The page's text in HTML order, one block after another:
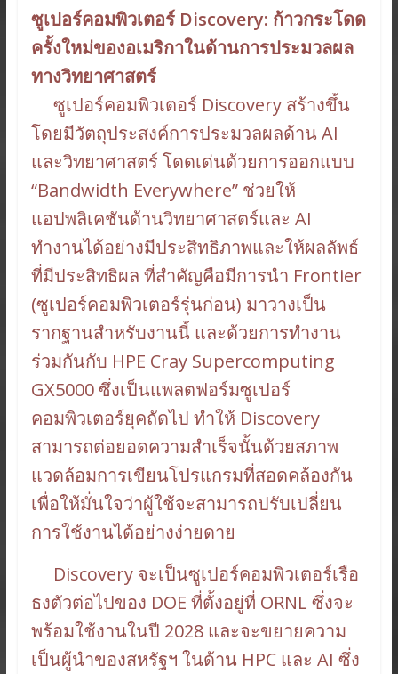
ซูเปอร์คอมพิวเตอร์ Discovery: ก้าวกระโดด
ครั้งใหม่ของอเมริกาในด้านการประมวลผล
ทางวิทยาศาสตร์
ซูเปอร์คอมพิวเตอร์ Discovery สร้างขึ้น
โดยมีวัตถุประสงค์การประมวลผลด้าน AI
และวิทยาศาสตร์ โดดเด่นด้วยการออกแบบ
“Bandwidth Everywhere” ช่วยให้
แอปพลิเคชันด้านวิทยาศาสตร์และ AI
ทำงานได้อย่างมีประสิทธิภาพและให้ผลลัพธ์
ที่มีประสิทธิผล ที่สำคัญคือมีการนำ Frontier
(ซูเปอร์คอมพิวเตอร์รุ่นก่อน) มาวางเป็น
รากฐานสำหรับงานนี้ และด้วยการทำงาน
ร่วมกันกับ HPE Cray Supercomputing
GX5000 ซึ่งเป็นแพลตฟอร์มซูเปอร์
คอมพิวเตอร์ยุคถัดไป ทำให้ Discovery
สามารถต่อยอดความสำเร็จนั้นด้วยสภาพ
แวดล้อมการเขียนโปรแกรมที่สอดคล้องกัน
เพื่อให้มั่นใจว่าผู้ใช้จะสามารถปรับเปลี่ยน
การใช้งานได้อย่างง่ายดาย
Discovery จะเป็นซูเปอร์คอมพิวเตอร์เรือ
ธงตัวต่อไปของ DOE ที่ตั้งอยู่ที่ ORNL ซึ่งจะ
พร้อมใช้งานในปี 2028 และจะขยายความ
เป็นผู้นำของสหรัฐฯ ในด้าน HPC และ AI ซึ่ง